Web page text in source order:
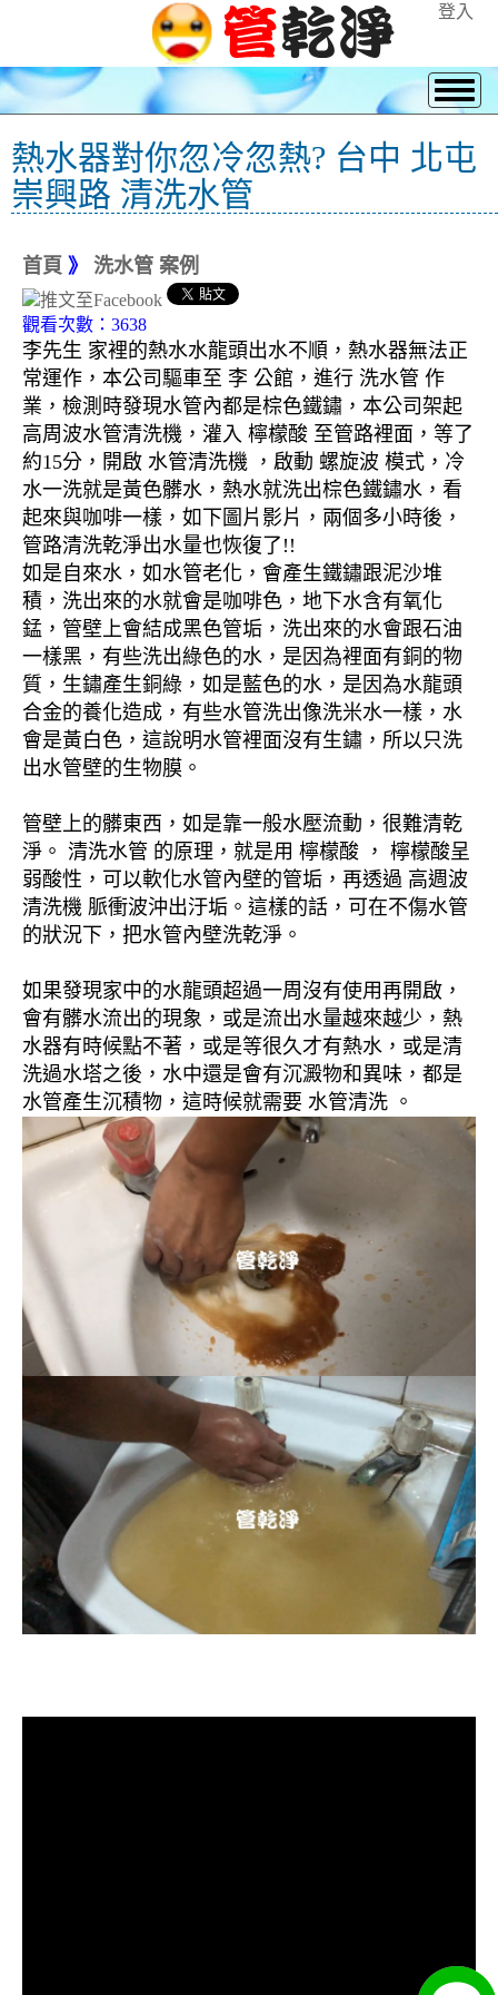
登入
熱水器對你忽冷忽熱? 台中 北屯
崇興路 清洗水管
首頁 》 洗水管 案例
觀看次數：3638
李先生 家裡的熱水水龍頭出水不順，熱水器無法正
常運作，本公司驅車至 李 公館，進行 洗水管 作
業，檢測時發現水管內都是棕色鐵鏽，本公司架起
高周波水管清洗機，灌入 檸檬酸 至管路裡面，等了
約15分，開啟 水管清洗機 ，啟動 螺旋波 模式，冷
水一洗就是黃色髒水，熱水就洗出棕色鐵鏽水，看
起來與咖啡一樣，如下圖片影片，兩個多小時後，
管路清洗乾淨出水量也恢復了!!
如是自來水，如水管老化，會產生鐵鏽跟泥沙堆
積，洗出來的水就會是咖啡色，地下水含有氧化
錳，管壁上會結成黑色管垢，洗出來的水會跟石油
一樣黑，有些洗出綠色的水，是因為裡面有銅的物
質，生鏽產生銅綠，如是藍色的水，是因為水龍頭
合金的養化造成，有些水管洗出像洗米水一樣，水
會是黃白色，這說明水管裡面沒有生鏽，所以只洗
出水管壁的生物膜。
管壁上的髒東西，如是靠一般水壓流動，很難清乾
淨。 清洗水管 的原理，就是用 檸檬酸 ， 檸檬酸呈
弱酸性，可以軟化水管內壁的管垢，再透過 高週波
清洗機 脈衝波沖出汙垢。這樣的話，可在不傷水管
的狀況下，把水管內壁洗乾淨。
如果發現家中的水龍頭超過一周沒有使用再開啟，
會有髒水流出的現象，或是流出水量越來越少，熱
水器有時候點不著，或是等很久才有熱水，或是清
洗過水塔之後，水中還是會有沉澱物和異味，都是
水管產生沉積物，這時候就需要 水管清洗 。